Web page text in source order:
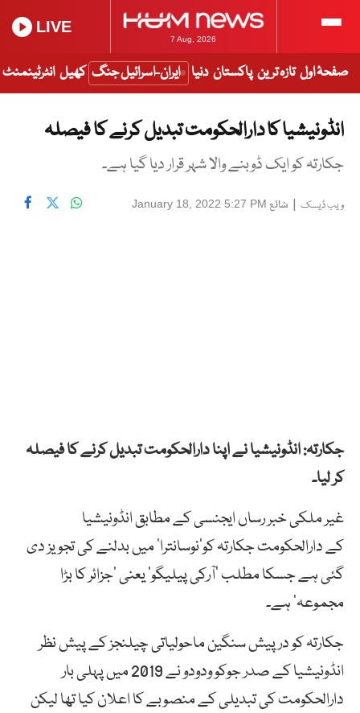
7 Aug, 2026
LIVE
صفحۂ اول تازہ ترین پاکستان دنیا ایران-اسرائیل جنگ کھیل انٹرٹینمنٹ
انڈونیشیا کا دارالحکومت تبدیل کرنے کا فیصلہ
جکارتہ کو ایک ڈوبنے والا شہر قرار دیا گیا ہے۔
ویب ڈیسک | شائع January 18, 2022 5:27 PM
جکارتہ: انڈونیشیا نے اپنا دارالحکومت تبدیل کرنے کا فیصلہ
کر لیا۔
غیر ملکی خبر رساں ایجنسی کے مطابق انڈونیشیا
کے دارالحکومت جکارتہ کو’نوسانترا‘ میں بدلنے کی تجویز دی
گئی ہے جسکا مطلب ’آرکی پیلیگو‘ یعنی ’جزائر کا بڑا
مجموعہ‘ ہے۔
جکارتہ کو درپیش سنگین ماحولیاتی چیلنجز کے پیش نظر
انڈونیشیا کے صدر جوکو ودودو نے 2019 میں پہلی بار
دارالحکومت کی تبدیلی کے منصوبے کا اعلان کیا تھا لیکن